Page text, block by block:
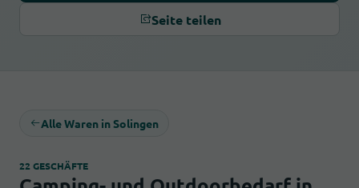
Seite teilen
Alle Waren in Solingen
22 GESCHÄFTE